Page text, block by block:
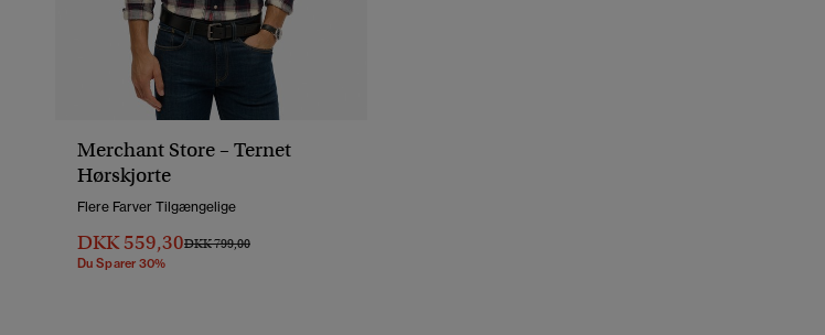
Merchant Store – Ternet
Hørskjorte
Flere Farver Tilgængelige
DKK 559,30Pris Nedsat Fra
DKK 799,00Til
Du Sparer 30%